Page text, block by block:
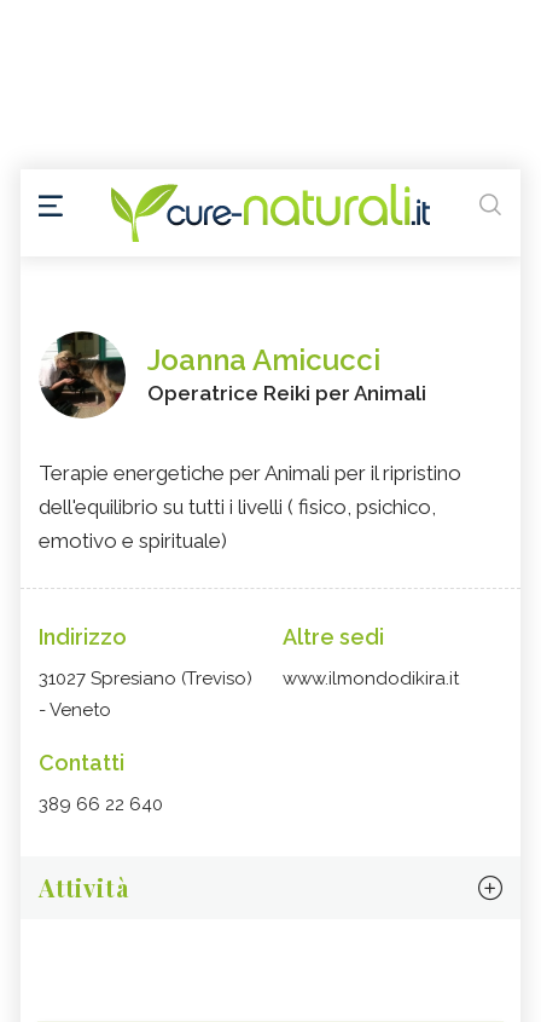
Joanna Amicucci
Operatrice Reiki per Animali
Terapie energetiche per Animali per il ripristino
dell'equilibrio su tutti i livelli ( fisico, psichico,
emotivo e spirituale)
Indirizzo
31027 Spresiano (Treviso)
- Veneto
Altre sedi
www.ilmondodikira.it
Contatti
389 66 22 640
Attività